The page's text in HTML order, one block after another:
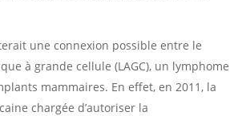
une connexion possible entre le
à grande cellule (LAGC), un lymphome
mammaires. En effet, en 2011, la
chargée d’autoriser la